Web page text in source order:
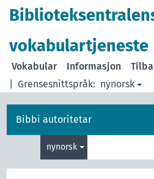
vokabulartjeneste
Grensesnittspråk: nynorsk
Vokabular Informasjon
Bibbi autoritetar
nynorsk